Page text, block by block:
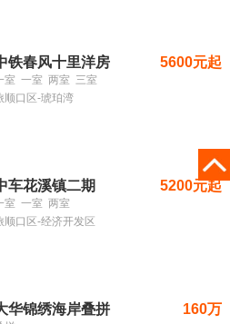
铁春风十里洋房 5600元起
室一室两室 三室
顺口区-琥珀湾
车花溪镇二期 5200元起
室一室两室
顺口区-经济开发区
华锦绣海岸叠拼 160万